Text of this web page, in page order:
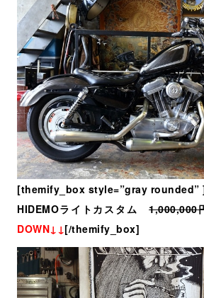
[themify_box style=”gray rounded”
HIDEMOライトカスタム1,000,000
DOWN↓↓[/themify_box]